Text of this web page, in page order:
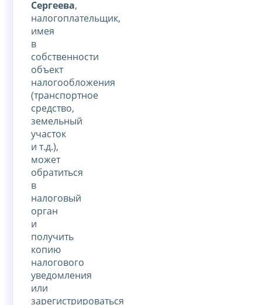
Сергеева,
налогоплательщик,
имея
в
собственности
объект
налогообложения
(транспортное
средство,
земельный
участок
и т.д.),
может
обратиться
в
налоговый
орган
и
получить
копию
налогового
уведомления
или
зарегистрироваться